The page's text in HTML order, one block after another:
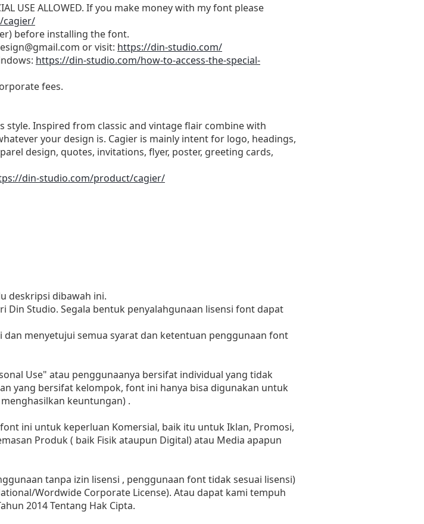
USE ALLOWED. If you make money with my font please
cagier/
before installing the font.
or visit: https://din-studio.com/
https://din-studio.com/how-to-access-the-special-
fees.
style. Inspired from classic and vintage flair combine with
your design is. Cagier is mainly intent for logo, headings,
design, quotes, invitations, flyer, poster, greeting cards,
din-studio.com/product/cagier/
deskripsi dibawah ini.
Studio. Segala bentuk penyalahgunaan lisensi font dapat
menyetujui semua syarat dan ketentuan penggunaan font
Use" atau penggunaanya bersifat individual yang tidak
yang bersifat kelompok, font ini hanya bisa digunakan untuk
keuntungan) .
ini untuk keperluan Komersial, baik itu untuk Iklan, Promosi,
Produk ( baik Fisik ataupun Digital) atau Media apapun
tanpa izin lisensi , penggunaan font tidak sesuai lisensi)
Wordwide Corporate License). Atau dapat kami tempuh
2014 Tentang Hak Cipta.